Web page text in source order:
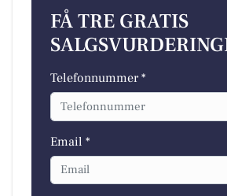
FÅ TRE GRATIS
Telefonnummer *
Email *